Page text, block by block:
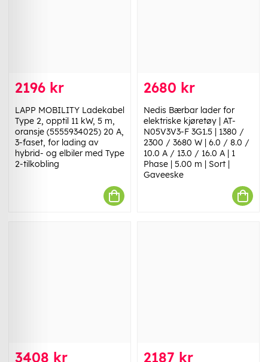
2196 kr
LAPP MOBILITY Ladekabel
Type 2, opptil 11 kW, 5 m,
oransje (5555934025) 20 A,
3-faset, for lading av
hybrid- og elbiler med Type
2-tilkobling
2680 kr
Nedis Bærbar lader for
elektriske kjøretøy | AT-
N05V3V3-F 3G1.5 | 1380 /
2300 / 3680 W | 6.0 / 8.0 /
10.0 A / 13.0 / 16.0 A | 1
Phase | 5.00 m | Sort |
Gaveeske
3408 kr 2187 kr